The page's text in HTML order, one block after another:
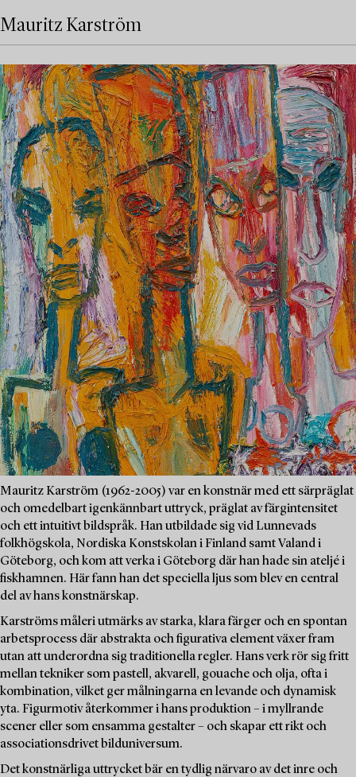
Mauritz Karström
Mauritz Karström (1962-2005) var en konstnär med ett särpräglat
och omedelbart igenkännbart uttryck, präglat av färgintensitet
och ett intuitivt bildspråk. Han utbildade sig vid Lunnevads
folkhögskola, Nordiska Konstskolan i Finland samt Valand i
Göteborg, och kom att verka i Göteborg där han hade sin ateljé i
fiskhamnen. Här fann han det speciella ljus som blev en central
del av hans konstnärskap.
Karströms måleri utmärks av starka, klara färger och en spontan
arbetsprocess där abstrakta och figurativa element växer fram
utan att underordna sig traditionella regler. Hans verk rör sig fritt
mellan tekniker som pastell, akvarell, gouache och olja, ofta i
kombination, vilket ger målningarna en levande och dynamisk
yta. Figurmotiv återkommer i hans produktion – i myllrande
scener eller som ensamma gestalter – och skapar ett rikt och
associationsdrivet bilduniversum.
Det konstnärliga uttrycket bär en tydlig närvaro av det inre och